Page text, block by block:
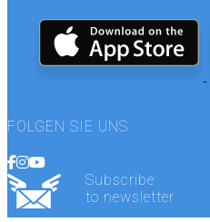
FOLGEN SIE UNS
Subscribe
to newsletter